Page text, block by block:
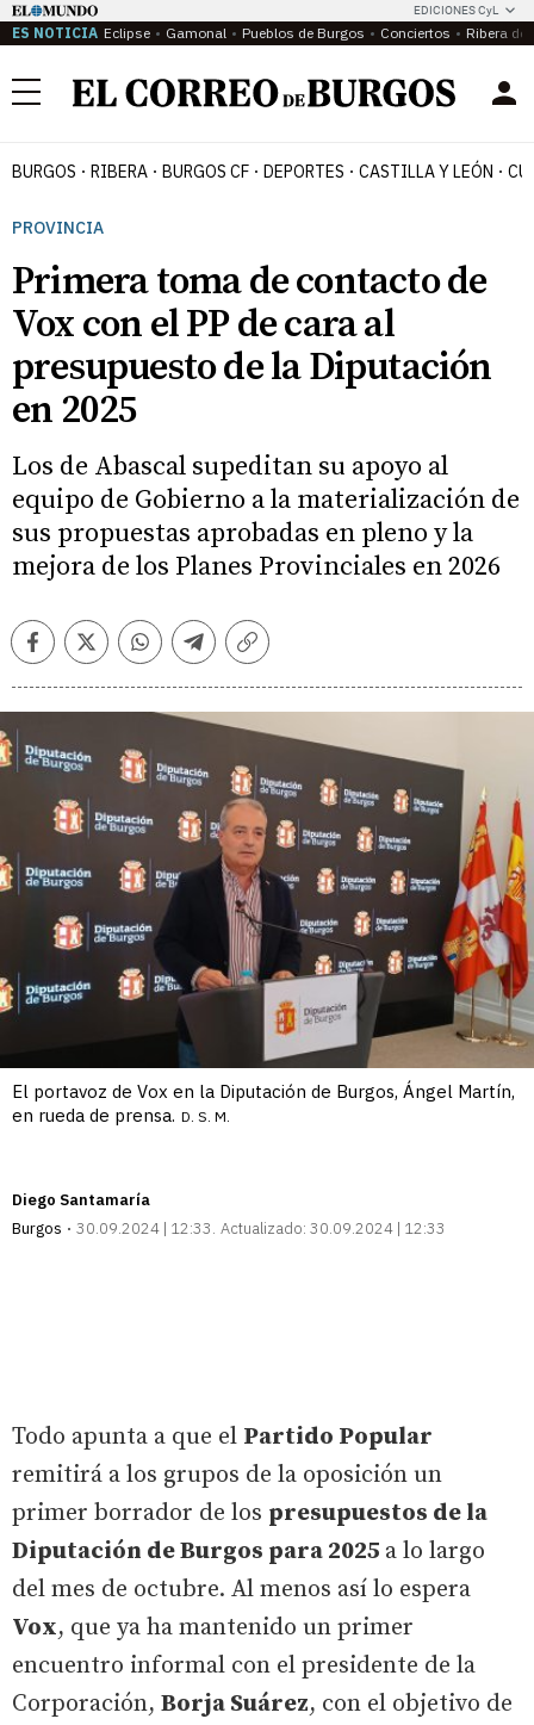
EDICIONES CyL
ES NOTICIA Eclipse Gamonal Pueblos de Burgos Conciertos Ribera del
Menú
BURGOS RIBERA BURGOS CF DEPORTES CASTILLA Y LEÓN
PROVINCIA
Primera toma de contacto de
Vox con el PP de cara al
presupuesto de la Diputación
en 2025
Los de Abascal supeditan su apoyo al
equipo de Gobierno a la materialización de
sus propuestas aprobadas en pleno y la
mejora de los Planes Provinciales en 2026
FacebookTwitterWhatsappTelegramCopiar
El portavoz de Vox en la Diputación de Burgos, Ángel Martín,
en rueda de prensa. D. S. M.
Diego Santamaría
Burgos
30.09.2024 | 12:33 Actualizado: 30.09.2024 | 12:33
Todo apunta a que el Partido Popular
remitirá a los grupos de la oposición un
primer borrador de los presupuestos de la
Diputación de Burgos para 2025 a lo largo
del mes de octubre. Al menos así lo espera
Vox, que ya ha mantenido un primer
encuentro informal con el presidente de la
Corporación, Borja Suárez, con el objetivo de